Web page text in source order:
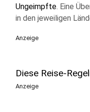
Ungeimpfte. Eine
in den jeweiligen
Anzeige
Diese Reise-
Anzeige